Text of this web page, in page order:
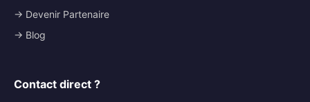
→ Devenir Partenaire
→ Blog
Contact direct ?